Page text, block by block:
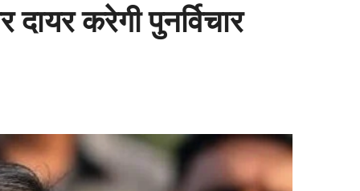
करेगी पुनर्विचार